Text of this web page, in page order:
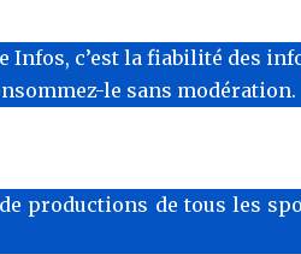
c’est la fiabilité des
le sans modération.
productions de tous les